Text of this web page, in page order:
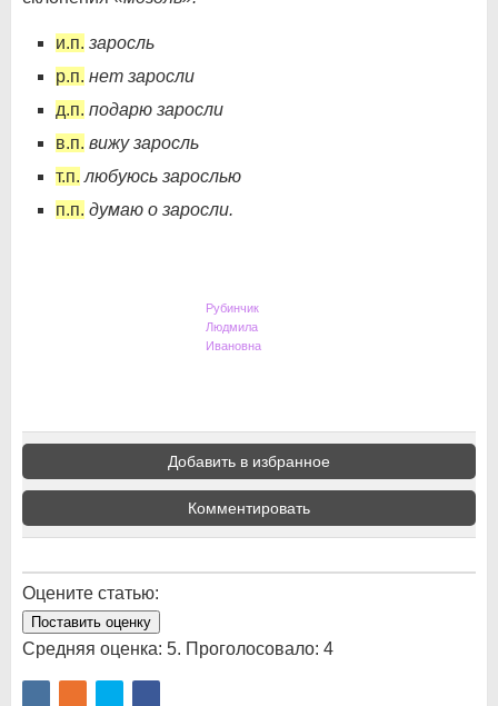
и.п. заросль
р.п. нет заросли
д.п. подарю заросли
в.п. вижу заросль
т.п. любуюсь зарослью
п.п. думаю о заросли.
Рубинчик
Людмила
Ивановна
Добавить в избранное
Комментировать
Оцените статью:
Поставить оценку
Средняя оценка: 5. Проголосовало: 4